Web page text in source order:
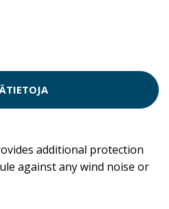
additional protection
against any wind noise or